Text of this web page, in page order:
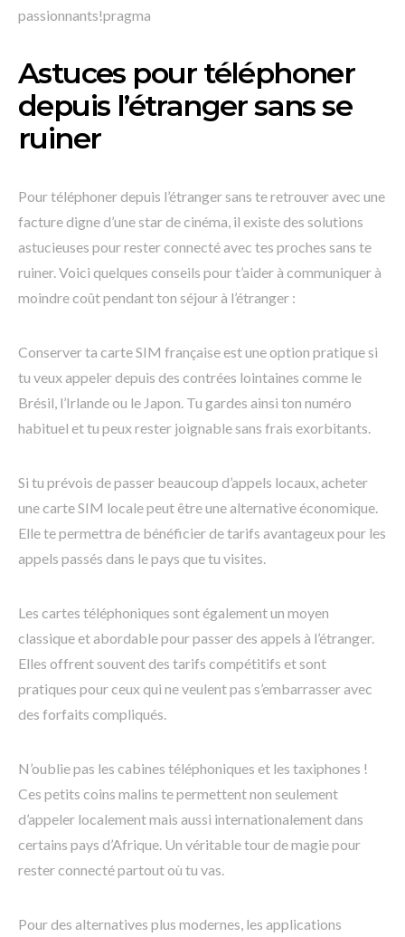
passionnants!pragma
Astuces pour téléphoner
depuis l’étranger sans se
ruiner
Pour téléphoner depuis l’étranger sans te retrouver avec une
facture digne d’une star de cinéma, il existe des solutions
astucieuses pour rester connecté avec tes proches sans te
ruiner. Voici quelques conseils pour t’aider à communiquer à
moindre coût pendant ton séjour à l’étranger :
Conserver ta carte SIM française est une option pratique si
tu veux appeler depuis des contrées lointaines comme le
Brésil, l’Irlande ou le Japon. Tu gardes ainsi ton numéro
habituel et tu peux rester joignable sans frais exorbitants.
Si tu prévois de passer beaucoup d’appels locaux, acheter
une carte SIM locale peut être une alternative économique.
Elle te permettra de bénéficier de tarifs avantageux pour les
appels passés dans le pays que tu visites.
Les cartes téléphoniques sont également un moyen
classique et abordable pour passer des appels à l’étranger.
Elles offrent souvent des tarifs compétitifs et sont
pratiques pour ceux qui ne veulent pas s’embarrasser avec
des forfaits compliqués.
N’oublie pas les cabines téléphoniques et les taxiphones !
Ces petits coins malins te permettent non seulement
d’appeler localement mais aussi internationalement dans
certains pays d’Afrique. Un véritable tour de magie pour
rester connecté partout où tu vas.
Pour des alternatives plus modernes, les applications